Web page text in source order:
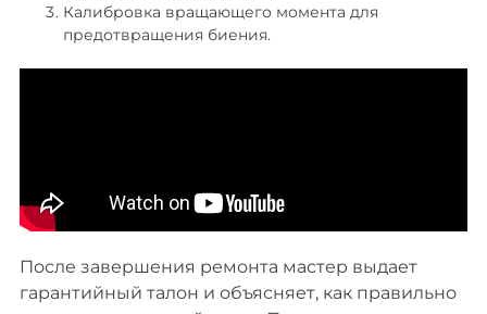
Калибровка вращающего момента для
предотвращения биения.
После завершения ремонта мастер выдает
гарантийный талон и объясняет, как правильно